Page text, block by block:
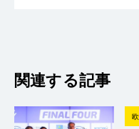
関連する記事